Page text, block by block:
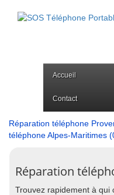
Accueil
Contact
Réparation téléphone
téléphone Alpes-Maritimes
Réparation
Trouvez rapidement à qui